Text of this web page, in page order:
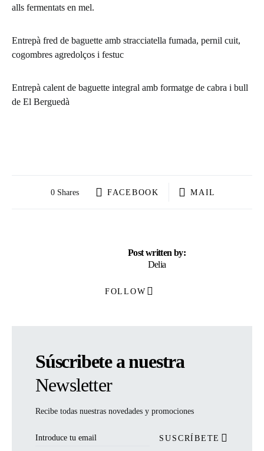
alls fermentats en mel.
Entrepà fred de baguette amb stracciatella fumada, pernil cuit,
cogombres agredolços i festuc
Entrepà calent de baguette integral amb formatge de cabra i bull
de El Berguedà
0 Shares FACEBOOK MAIL
Post written by:
Delia
FOLLOW
Súscribete a nuestra
Newsletter
Recibe todas nuestras novedades y promociones
SUSCRÍBETE